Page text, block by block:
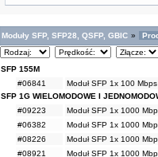
Moduły SFP, SFP28, QSFP, GBIC »
SFP 155M
#06841
Moduł SFP 1x 100
SFP 1G WIELOMODOWE I
#09223
Moduł SFP 1x 1000
#06382
Moduł SFP 1x 1000
#08226
Moduł SFP 1x 1000
#08921
Moduł SFP 1x 1000